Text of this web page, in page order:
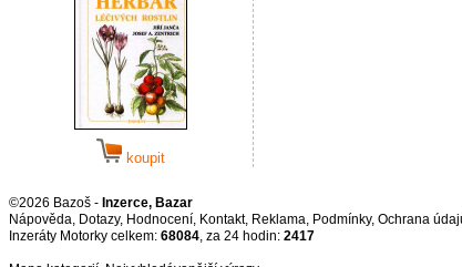
koupit
©2026 Bazoš - Inzerce, Bazar
Nápověda, Dotazy, Hodnocení, Kontakt, Reklama, Podmínky, Ochrana
Inzeráty Motorky celkem: 68084, za 24 hodin: 2417